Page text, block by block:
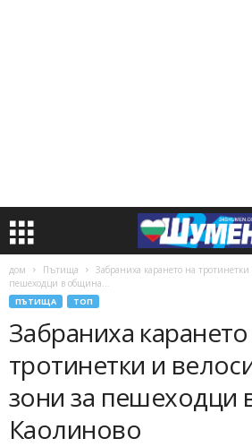
дом Пътища
Забраниха карането на
пешеходци в община...
ПЪТИЩА ТОП
Забраниха
тротинетки и
зони за пешеходци
Каолиново